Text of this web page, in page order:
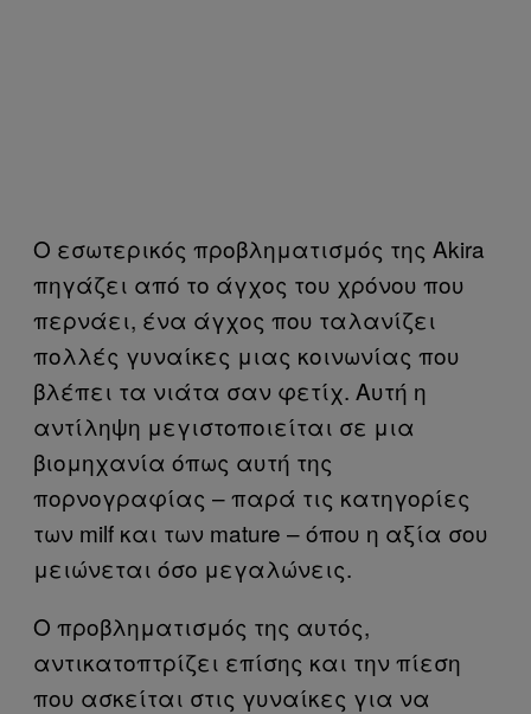
Ο εσωτερικός προβληματισμός της Akira
πηγάζει από το άγχος του χρόνου που
περνάει, ένα άγχος που ταλανίζει
πολλές γυναίκες μιας κοινωνίας που
βλέπει τα νιάτα σαν φετίχ. Αυτή η
αντίληψη μεγιστοποιείται σε μια
βιομηχανία όπως αυτή της
πορνογραφίας – παρά τις κατηγορίες
των milf και των mature – όπου η αξία σου
μειώνεται όσο μεγαλώνεις.
Ο προβληματισμός της αυτός,
αντικατοπτρίζει επίσης και την πίεση
που ασκείται στις γυναίκες για να